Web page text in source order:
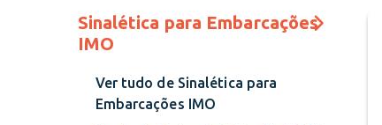
Sinalética para Embarcações
IMO
Ver tudo de Sinalética para
Embarcações IMO